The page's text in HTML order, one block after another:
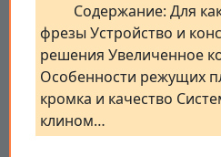
Содержание: Для
фрезы Устройство и
решения Увеличенное
Особенности режущих
кромка и качество
клином…